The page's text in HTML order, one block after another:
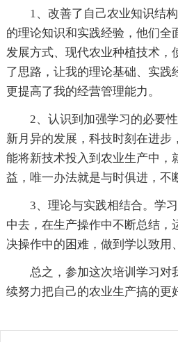
1、改善了自己农业知识结
的理论知识和实践经验，他们全
发展方式、现代农业种植技术，
了思路，让我的理论基础、实践
更提高了我的经营管理能力。
2、认识到加强学习的必要
新月异的发展，科技时刻在进步
能将新技术投入到农业生产中，
益，唯一办法就是与时俱进，不
3、理论与实践相结合。学
中去，在生产操作中不断总结，
决操作中的困难，做到学以致用
总之，参加这次培训学习对
续努力把自己的农业生产搞的更